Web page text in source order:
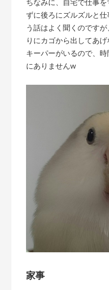
ちなみに、自宅で仕事
ずに後ろにズルズルと
う話はよく聞くのです
りにカゴから出してあ
キーパーがいるので、
にありませんw
家事